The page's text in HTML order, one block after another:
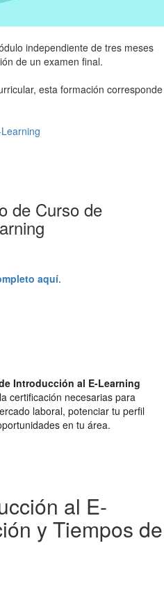
independiente de tres meses
de un examen final.
esta formación corresponde
de Curso de
aquí.
Introducción al E-Learning
certificación necesarias para
laboral, potenciar tu perfil
en tu área.
al E-
y Tiempos de